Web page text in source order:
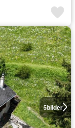
5bilder